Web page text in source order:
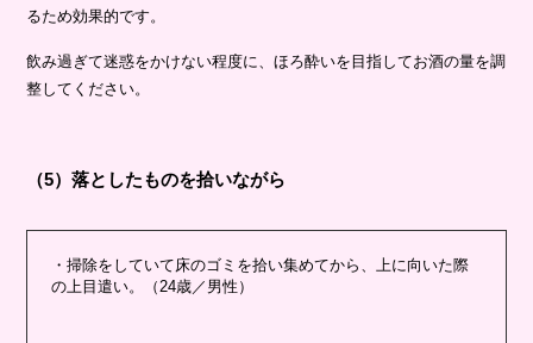
るため効果的です。
飲み過ぎて迷惑をかけない程度に、ほろ酔いを目指してお酒の量を調
整してください。
（5）落としたものを拾いながら
・掃除をしていて床のゴミを拾い集めてから、上に向いた際
の上目遣い。（24歳／男性）